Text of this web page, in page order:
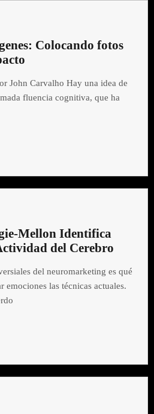
Colocando fotos
John Carvalho Hay una idea de
fluencia cognitiva, que ha
Mellon Identifica
del Cerebro
del neuromarketing es qué
emociones las técnicas actuales.